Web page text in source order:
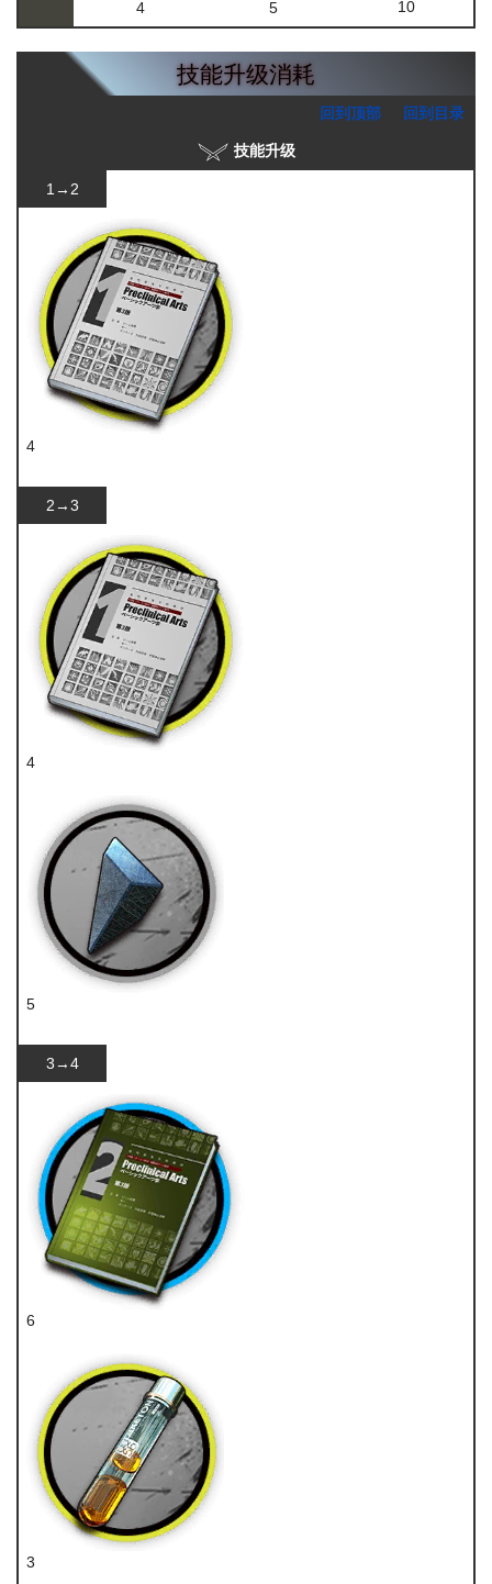
4 5 10
技能升级消耗
回到顶部 回到目录
技能升级
1→2
4
2→3
4
5
3→4
6
3